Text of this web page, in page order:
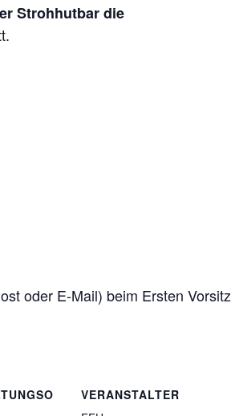
Strohhutbar die
oder E-Mail) beim Ersten
VERANSTALTER